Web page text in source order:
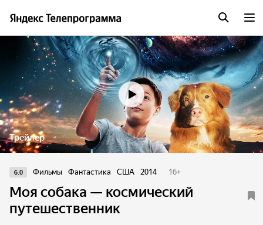
Трейлер
6.0 Фильмы Фантастика США 2014 16+
Моя собака — космический
путешественник